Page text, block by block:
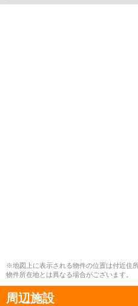
※地図上に表示される物件の位置は付近住
物件所在地とは異なる場合がございます。
周辺施設